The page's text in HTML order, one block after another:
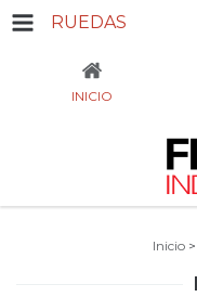
RUEDAS
INICIO
Inicio >